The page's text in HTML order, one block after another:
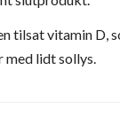
tilsat vitamin D,
med lidt sollys.